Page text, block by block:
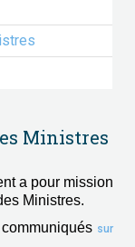
Ministres
a pour mission
Ministres.
sur